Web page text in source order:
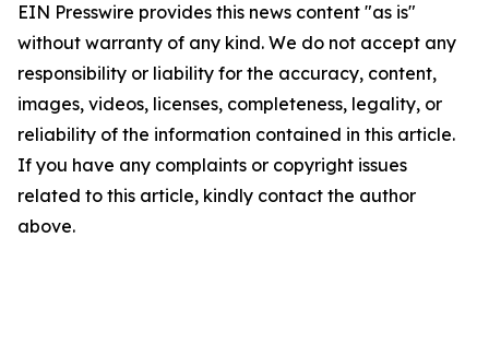
EIN Presswire provides this news content "as is"
without warranty of any kind. We do not accept any
responsibility or liability for the accuracy, content,
images, videos, licenses, completeness, legality, or
reliability of the information contained in this article.
If you have any complaints or copyright issues
related to this article, kindly contact the author
above.